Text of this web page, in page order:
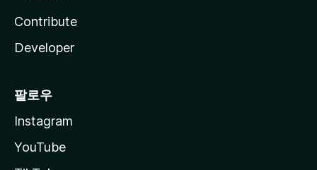
Contribute
Developer
팔로우
Instagram
YouTube